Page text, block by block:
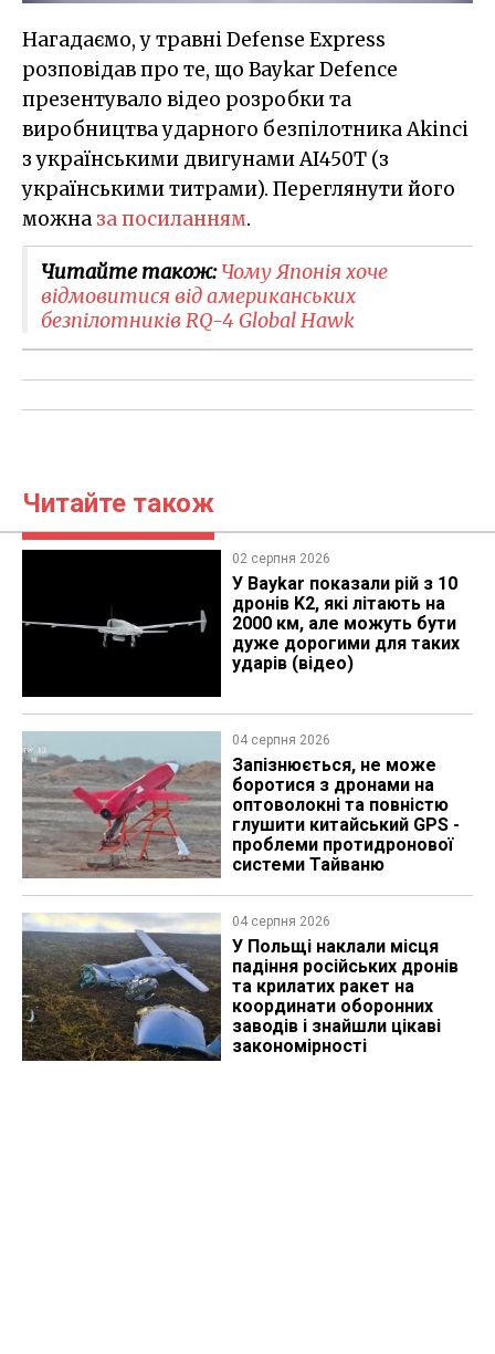
Нагадаємо, у травні Defense Express
розповідав про те, що Baykar Defence
презентувало відео розробки та
виробництва ударного безпілотника Akinci
з українськими двигунами АІ450Т (з
українськими титрами). Переглянути його
можна за посиланням.
Читайте також:Чому Японія хоче
відмовитися від американських
безпілотників RQ-4 Global Hawk
Читайте також
02 серпня 2026
У Baykar показали рій з 10
дронів K2, які літають на
2000 км, але можуть бути
дуже дорогими для таких
ударів (відео)
04 серпня 2026
Запізнюється, не може
боротися з дронами на
оптоволокні та повністю
глушити китайський GPS -
проблеми протидронової
системи Тайваню
04 серпня 2026
У Польщі наклали місця
падіння російських дронів
та крилатих ракет на
координати оборонних
заводів і знайшли цікаві
закономірності